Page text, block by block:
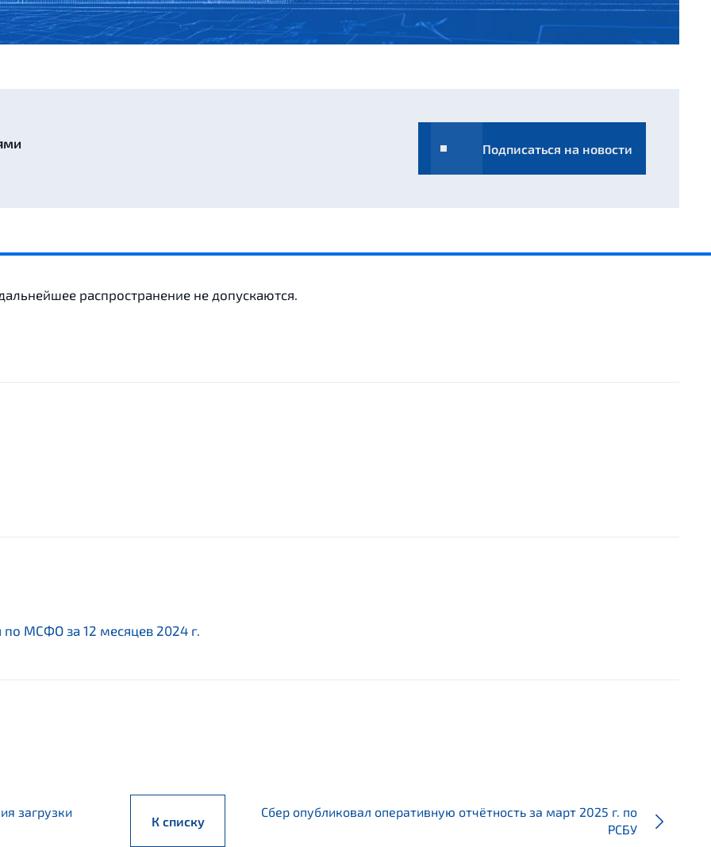
Подписаться на новости
распространение не допускаются.
по МСФО за 12 месяцев 2024 г.
загрузки
К списку
Сбер опубликовал оперативную отчётность за март 2025 г. по
РСБУ